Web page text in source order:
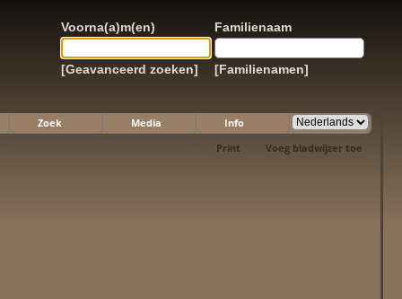
Voorna(a)m(en) Familienaam
[Geavanceerd zoeken] [Familienamen]
Zoek Media
Info
Print
Voeg bladwijzer toe